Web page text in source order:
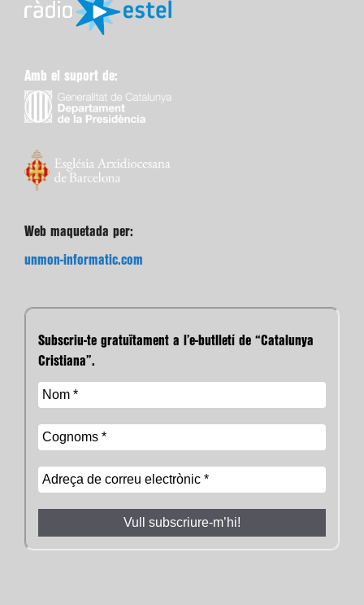
Amb el suport de:
Web maquetada per:
unmon-informatic.com
Subscriu-te gratuïtament a l’e-butlletí de “Catalunya
Cristiana”.